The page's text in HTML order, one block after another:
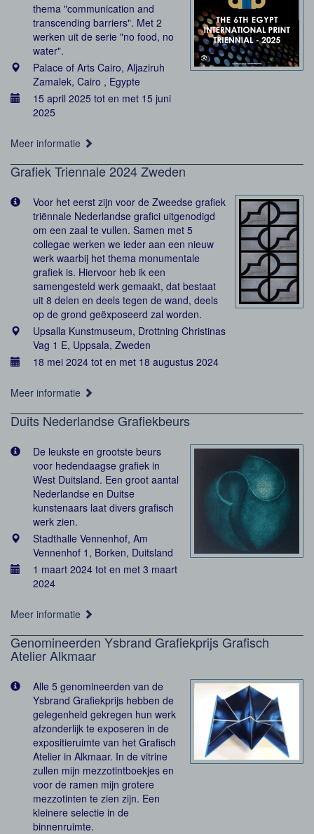
thema "communication and
transcending barriers". Met 2
werken uit de serie "no food, no
water".
Palace of Arts Cairo, Aljaziruh
Zamalek, Cairo , Egypte
15 april 2025 tot en met 15 juni
2025
Meer informatie
Grafiek Triennale 2024 Zweden
Voor het eerst zijn voor de Zweedse grafiek
triënnale Nederlandse grafici uitgenodigd
om een zaal te vullen. Samen met 5
collegae werken we ieder aan een nieuw
werk waarbij het thema monumentale
grafiek is. Hiervoor heb ik een
samengesteld werk gemaakt, dat bestaat
uit 8 delen en deels tegen de wand, deels
op de grond geëxposeerd zal worden.
Upsalla Kunstmuseum, Drottning Christinas
Vag 1 E, Uppsala, Zweden
18 mei 2024 tot en met 18 augustus 2024
Meer informatie
Duits Nederlandse Grafiekbeurs
De leukste en grootste beurs
voor hedendaagse grafiek in
West Duitsland. Een groot aantal
Nederlandse en Duitse
kunstenaars laat divers grafisch
werk zien.
Stadthalle Vennenhof, Am
Vennenhof 1, Borken, Duitsland
1 maart 2024 tot en met 3 maart
2024
Meer informatie
Genomineerden Ysbrand Grafiekprijs Grafisch
Atelier Alkmaar
Alle 5 genomineerden van de
Ysbrand Grafiekprijs hebben de
gelegenheid gekregen hun werk
afzonderlijk te exposeren in de
expositieruimte van het Grafisch
Atelier in Alkmaar. In de vitrine
zullen mijn mezzotintboekjes en
voor de ramen mijn grotere
mezzotinten te zien zijn. Een
kleinere selectie in de
binnenruimte.